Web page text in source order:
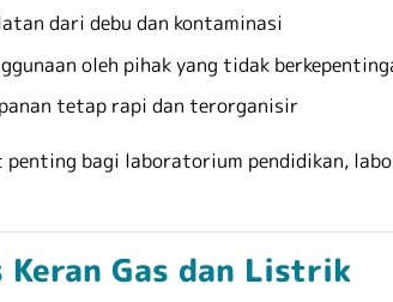
dari debu dan kontaminasi
oleh pihak yang tidak
tetap rapi dan terorganisir
bagi laboratorium pendidikan,
Gas dan Listrik